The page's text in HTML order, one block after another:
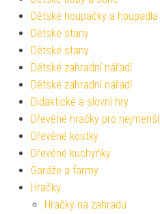
Dětské houpačky a houpadla
Dětské stany
Dětské stany
Dětské zahradní nářadí
Dětské zahradní nářadí
Didaktické a slovní hry
Dřevěné hračky pro nejmenší
Dřevěné kostky
Dřevěné kuchyňky
Garáže a farmy
Hračky
Hračky na zahradu